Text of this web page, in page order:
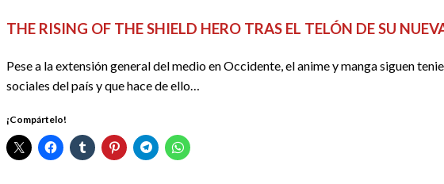
THE RISING OF THE SHIELD HERO TRAS EL TELÓN DE SU
Pese a la extensión general del medio en Occidente, el anime y manga siguen
sociales del país y que hace de ello…
¡Compártelo!